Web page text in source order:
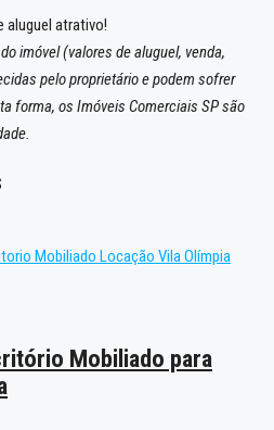
aluguel atrativo!
imóvel (valores de aluguel, venda,
pelo proprietário e podem sofrer
forma, os Imóveis Comerciais SP são
Mobiliado para